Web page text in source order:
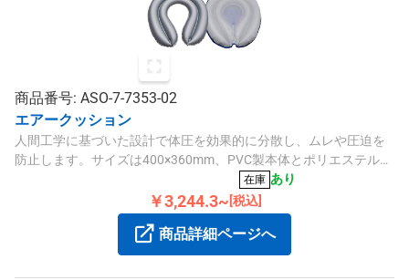
商品番号: ASO-7-7353-02
エアークッション
人間工学に基づいた設計で体圧を効果的に分散し、ムレや圧迫を
防止します。サイズは400×360mm、PVC製本体とポリエステルカ
在庫 あり
￥3,244.3~ [税込]
商品詳細ページへ